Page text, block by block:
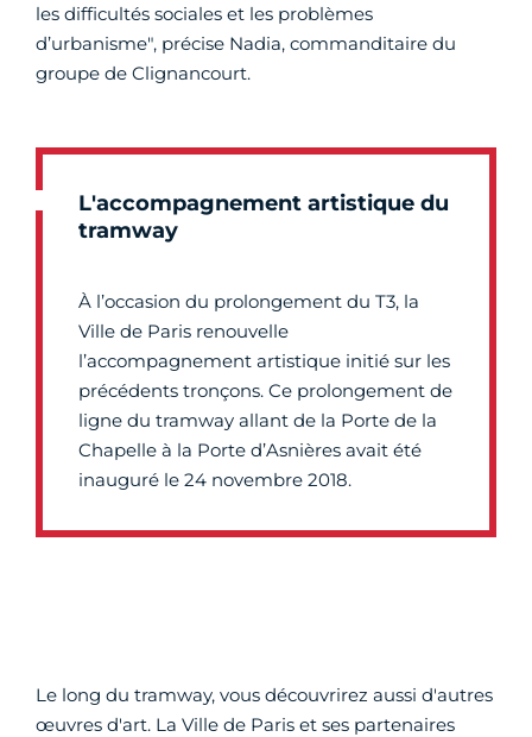
les difficultés sociales et les problèmes
d’urbanisme", précise Nadia, commanditaire du
groupe de Clignancourt.
L'accompagnement artistique du
tramway
À l’occasion du prolongement du T3, la
Ville de Paris renouvelle
l’accompagnement artistique initié sur les
précédents tronçons. Ce prolongement de
ligne du tramway allant de la Porte de la
Chapelle à la Porte d’Asnières avait été
inauguré le 24 novembre 2018.
Le long du tramway, vous découvrirez aussi d'autres
œuvres d'art. La Ville de Paris et ses partenaires